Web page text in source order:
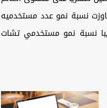
⁠تجاوزت نسبة نمو عدد مستخدميه
سنوي البالغة 640 بالمئة تقريبا نسبة نمو مستخدمي تشات